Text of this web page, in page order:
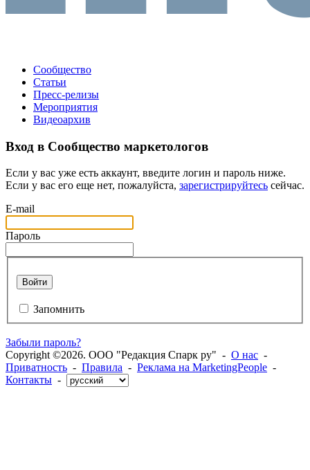
Сообщество
Статьи
Пресс-релизы
Мероприятия
Видеоархив
Вход в Сообщество маркетологов
Если у вас уже есть аккаунт, введите логин и пароль ниже.
Если у вас его еще нет, пожалуйста, зарегистрируйтесь сейчас.
E-mail
Пароль
Войти
Запомнить
Забыли пароль?
Copyright ©2026. ООО "Редакция Спарк ру" - О нас -
Приватность - Правила - Реклама на MarketingPeople -
Контакты -